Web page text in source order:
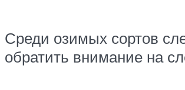
Среди озимых сортов
обратить внимание на